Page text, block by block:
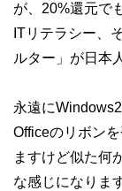
が、20%還元で
ITリテラシー、
ルター」が日本
永遠に
Officeのリボン
ますけど似た何
な感じになりま